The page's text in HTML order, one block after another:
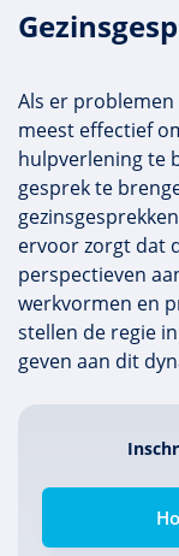
Als er problemen
meest effectief
hulpverlening te
gesprek te
ervoor zorgt dat
perspectieven
werkvormen en
stellen de regie
geven aan dit